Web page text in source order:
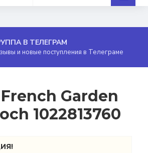
В ТЕЛЕГРАМ
и новые поступления в Телеграме
Garden
1022813760